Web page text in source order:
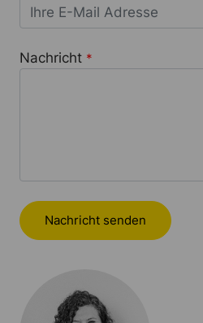
Nachricht *
Nachricht senden